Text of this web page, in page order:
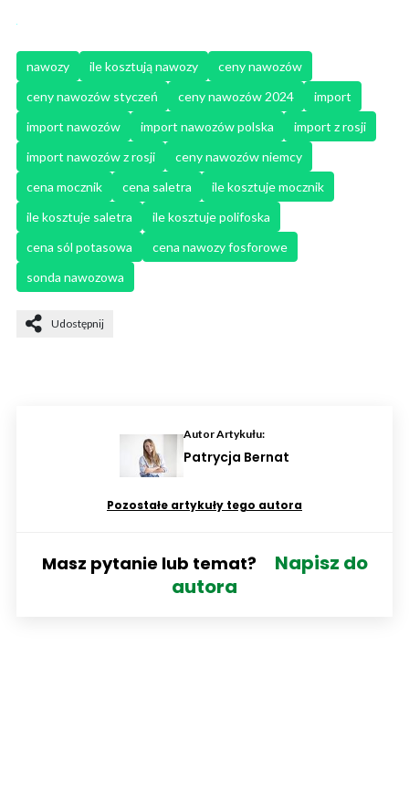
nawozy ile kosztują nawozy
ceny nawozów
ceny nawozów styczeń
ceny nawozów 2024
import
import nawozów
import nawozów polska
import z rosji
import nawozów z rosji
ceny nawozów niemcy
cena mocznik
cena saletra
ile kosztuje mocznik
ile kosztuje saletra
ile kosztuje polifoska
cena sól potasowa
cena nawozy fosforowe
sonda nawozowa
Udostępnij
Autor Artykułu:
Patrycja Bernat
Pozostałe artykuły tego autora
Masz pytanie lub temat?
Napisz do
autora